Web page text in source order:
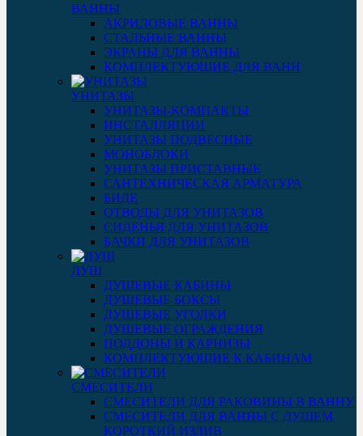
ВАННЫ
АКРИЛОВЫЕ ВАННЫ
СТАЛЬНЫЕ ВАННЫ
ЭКРАНЫ ДЛЯ ВАННЫ
КОМПЛЕКТУЮЩИЕ ДЛЯ ВАНН
УНИТАЗЫ
УНИТАЗЫ-КОМПАКТЫ
ИНСТАЛЛЯЦИИ
УНИТАЗЫ ПОДВЕСНЫЕ
МОНОБЛОКИ
УНИТАЗЫ ПРИСТАВНЫЕ
САНТЕХНИЧЕСКАЯ АРМАТУРА
БИДЕ
ОТВОДЫ ДЛЯ УНИТАЗОВ
СИДЕНЬЯ ДЛЯ УНИТАЗОВ
БАЧКИ ДЛЯ УНИТАЗОВ
ДУШ
ДУШЕВЫЕ КАБИНЫ
ДУШЕВЫЕ БОКСЫ
ДУШЕВЫЕ УГОЛКИ
ДУШЕВЫЕ ОГРАЖДЕНИЯ
ПОДДОНЫ И КАРНИЗЫ
КОМПЛЕКТУЮЩИЕ К КАБИНАМ
СМЕСИТЕЛИ
СМЕСИТЕЛИ ДЛЯ РАКОВИНЫ В ВАННУ
СМЕСИТЕЛИ ДЛЯ ВАННЫ С ДУШЕМ
КОРОТКИЙ ИЗЛИВ